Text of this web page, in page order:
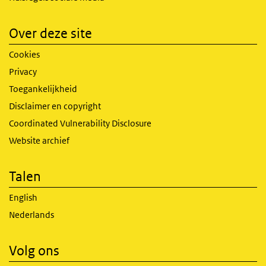
Over deze site
Cookies
Privacy
Toegankelijkheid
Disclaimer en copyright
Coordinated Vulnerability Disclosure
Website archief
Talen
English
Nederlands
Volg ons